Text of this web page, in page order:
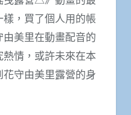
，買了個人用的帳
美里在動畫配音的
情，或許未來在本
守由美里露營的身